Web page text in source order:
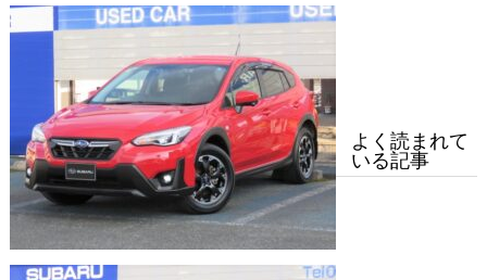
よく読まれて
いる記事